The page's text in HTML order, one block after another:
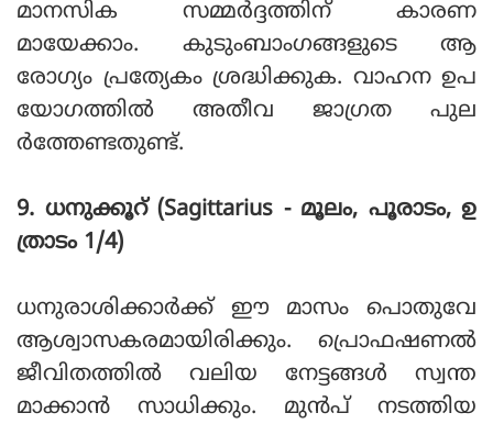
മാനസിക സമ്മര്‍ദ്ദത്തിന് കാരണ
മായേക്കാം. കുടുംബാംഗങ്ങളുടെ ആ
രോഗ്യം പ്രത്യേകം ശ്രദ്ധിക്കുക. വാഹന ഉപ
യോഗത്തില്‍ അതീവ ജാഗ്രത പുല
ര്‍ത്തേണ്ടതുണ്ട്.
9. ധനുക്കൂറ് (Sagittarius - മൂലം, പൂരാടം, ഉ
ത്രാടം 1/4)
ധനുരാശിക്കാര്‍ക്ക് ഈ മാസം പൊതുവേ
ആശ്വാസകരമായിരിക്കും. പ്രൊഫഷണല്‍
ജീവിതത്തില്‍ വലിയ നേട്ടങ്ങള്‍ സ്വന്ത
മാക്കാന്‍ സാധിക്കും. മുന്‍പ് നടത്തിയ